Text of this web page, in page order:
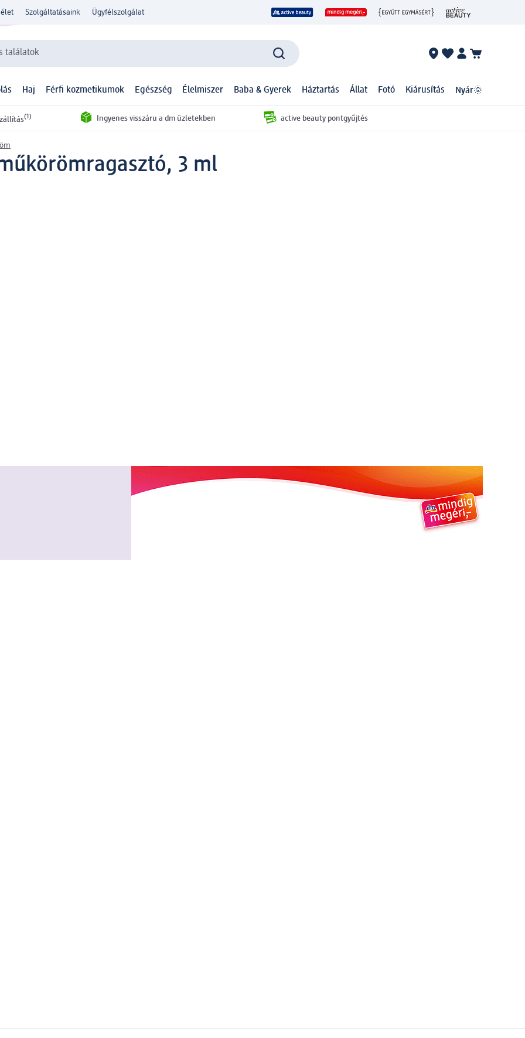
élet Szolgáltatásaink Ügyfélszolgálat
találatok
Haj Férfi kozmetikumok Egészség Élelmiszer Baba & Gyerek Háztartás Állat Fotó Kiárusítás Nyár🌞
(1) Ingyenes visszáru a dm üzletekben active beauty pontgyűjtés
3 ml